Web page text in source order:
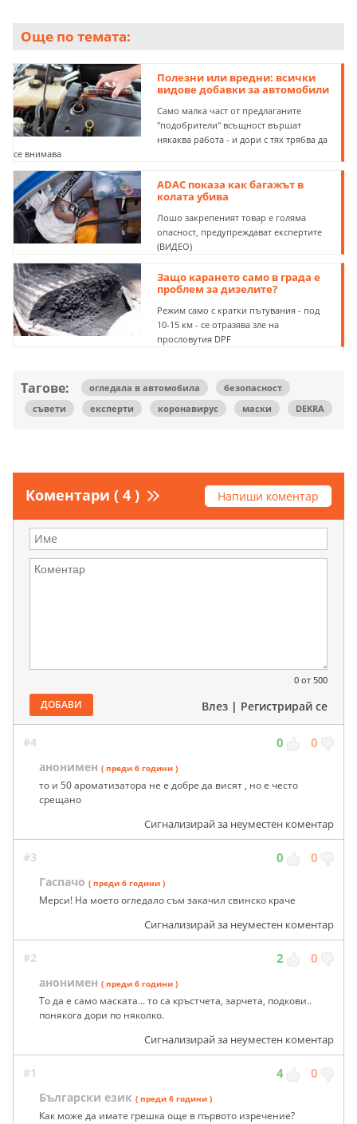
Още по темата:
Полезни или вредни: всички
видове добавки за автомобили
Само малка част от предлаганите
"подобрители" всъщност вършат
някаква работа - и дори с тях трябва да
се внимава
ADAC показа как багажът в
колата убива
Лошо закрепеният товар е голяма
опасност, предупреждават експертите
(ВИДЕО)
Защо карането само в града е
проблем за дизелите?
Режим само с кратки пътувания - под
10-15 км - се отразява зле на
прословутия DPF
Тагове: огледала в автомобила
безопасност
съвети
експерти коронавирус маски DEKRA
Коментари ( 4 ) Напиши коментар
0 от 500
ДОБАВИ Влез | Регистрирай се
#4 0 0
анонимен ( преди 6 години )
то и 50 ароматизатора не е добре да висят , но е често
срещано
Сигнализирай за неуместен коментар
#3 0 0
Гаспачо ( преди 6 години )
Мерси! На моето огледало съм закачил свинско краче
Сигнализирай за неуместен коментар
#2 2 0
анонимен ( преди 6 години )
То да е само маската... то са кръстчета, зарчета, подкови..
понякога дори по няколко.
Сигнализирай за неуместен коментар
#1 4 0
Български език ( преди 6 години )
Как може да имате грешка още в първото изречение?